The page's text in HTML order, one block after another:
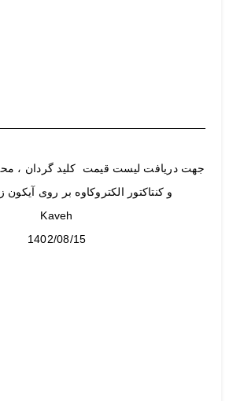
جهت دریافت لیست قیمت کلید گردان ،
و کنتاکتور الکتروکاوه بر روی آیکون
Kaveh
1402/08/15